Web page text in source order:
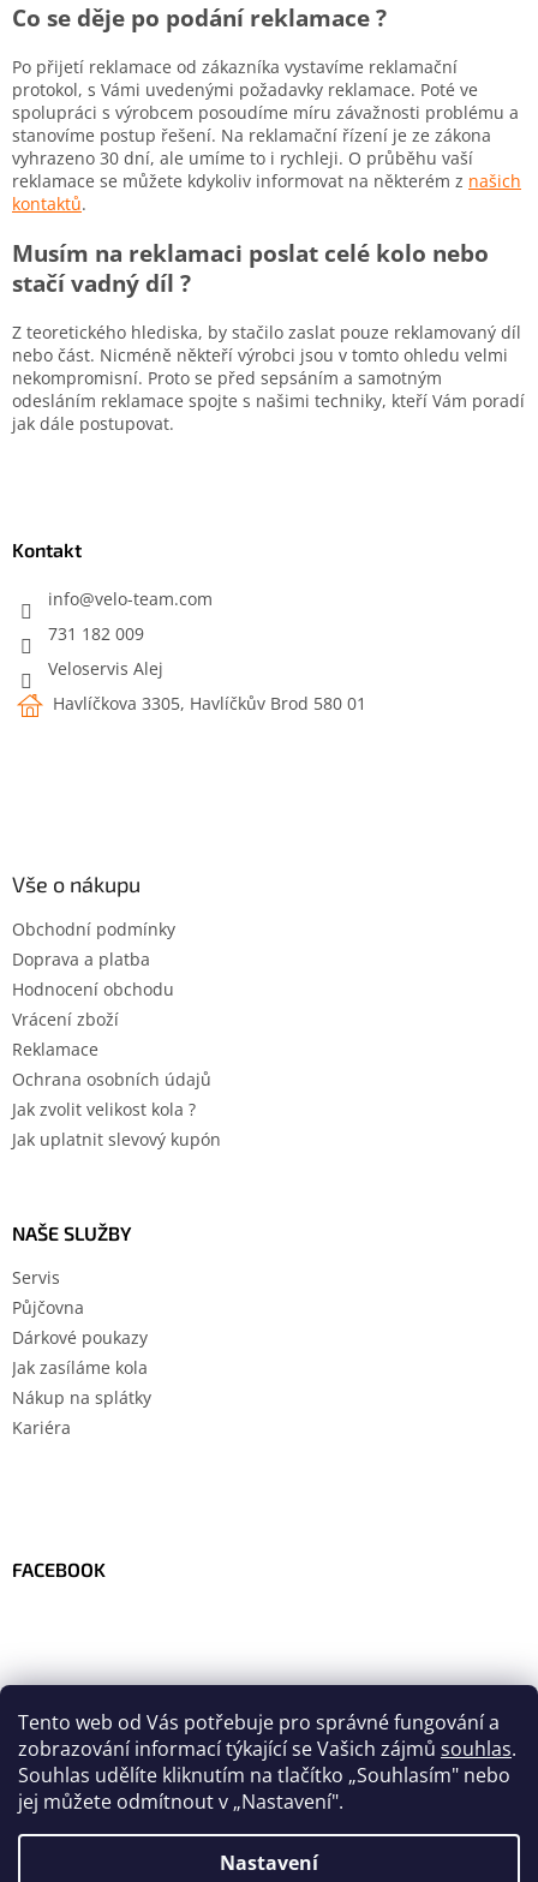
Tento web od Vás potřebuje pro správné fungování a
zobrazování informací týkající se Vašich zájmů souhlas.
Souhlas udělíte kliknutím na tlačítko „Souhlasím" nebo
jej můžete odmítnout v „Nastavení".
Nastavení
Co se děje po podání reklamace ?
Po přijetí reklamace od zákazníka vystavíme reklamační
protokol, s Vámi uvedenými požadavky reklamace. Poté ve
spolupráci s výrobcem posoudíme míru závažnosti problému a
stanovíme postup řešení. Na reklamační řízení je ze zákona
vyhrazeno 30 dní, ale umíme to i rychleji. O průběhu vaší
reklamace se můžete kdykoliv informovat na některém z našich
kontaktů.
Musím na reklamaci poslat celé kolo nebo
stačí vadný díl ?
Z teoretického hlediska, by stačilo zaslat pouze reklamovaný díl
nebo část. Nicméně někteří výrobci jsou v tomto ohledu velmi
nekompromisní. Proto se před sepsáním a samotným
odesláním reklamace spojte s našimi techniky, kteří Vám poradí
jak dále postupovat.
Kontakt
info@velo-team.com
731 182 009
Veloservis Alej
Havlíčkova 3305, Havlíčkův Brod 580 01
Vše o nákupu
Obchodní podmínky
Doprava a platba
Hodnocení obchodu
Vrácení zboží
Reklamace
Ochrana osobních údajů
Jak zvolit velikost kola ?
Jak uplatnit slevový kupón
NAŠE SLUŽBY
Servis
Půjčovna
Dárkové poukazy
Jak zasíláme kola
Nákup na splátky
Kariéra
FACEBOOK